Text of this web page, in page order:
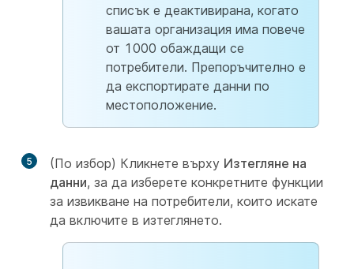
списък е деактивирана, когато
вашата организация има повече
от 1000 обаждащи се
потребители. Препоръчително е
да експортирате данни по
местоположение.
5 (По избор) Кликнете върху Изтегляне на
данни, за да изберете конкретните функции
за извикване на потребители, които искате
да включите в изтеглянето.